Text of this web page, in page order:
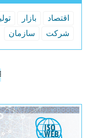
اقتصاد بازار
شركت
سازمان